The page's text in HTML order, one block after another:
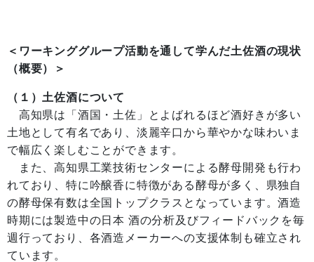
＜ワーキンググループ活動を通して学んだ土佐酒の現状
（概要）＞
（１）土佐酒について
高知県は「酒国・土佐」とよばれるほど酒好きが多い
土地として有名であり、淡麗辛口から華やかな味わいま
で幅広く楽しむことができます。
また、高知県工業技術センターによる酵母開発も行わ
れており、特に吟醸香に特徴がある酵母が多く、県独自
の酵母保有数は全国トップクラスとなっています。酒造
時期には製造中の日本 酒の分析及びフィードバックを毎
週行っており、各酒造メーカーへの支援体制も確立され
ています。